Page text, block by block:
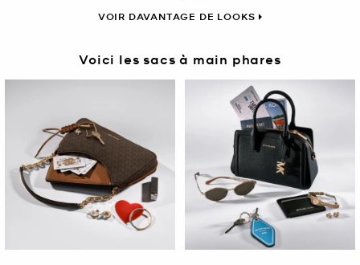
VOIR DAVANTAGE DE LOOKS
Voici les sacs à main phares